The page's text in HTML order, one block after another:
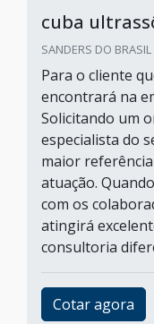
cuba
SANDERS DO
Para o cliente
encontrará na
Solicitando um
especialista do
maior
atuação.
com os
atingirá
consultoria
Cotar agora